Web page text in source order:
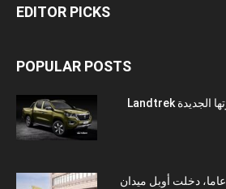
EDITOR PICKS
POPULAR POSTS
” ستافيم بيجو ” تطلق سيارتها الجديدة Landtrek
21 جانفي 1899: قبل 125 عاما، دخلت أوبل ميدان